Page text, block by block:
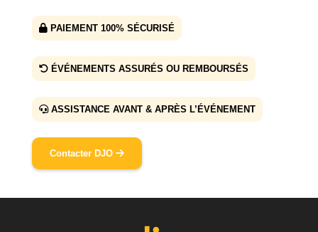
PAIEMENT 100% SÉCURISÉ
ÉVÉNEMENTS ASSURÉS OU REMBOURSÉS
ASSISTANCE AVANT & APRÈS L’ÉVÉNEMENT
Contacter DJO